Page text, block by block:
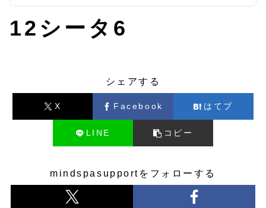
12シータ6
シェアする
X Facebook はてブ
LINE コピー
mindspasupportをフォローする